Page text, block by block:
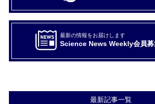
最新の情報をお届けします
Science News Weekly会員募
最新記事一覧